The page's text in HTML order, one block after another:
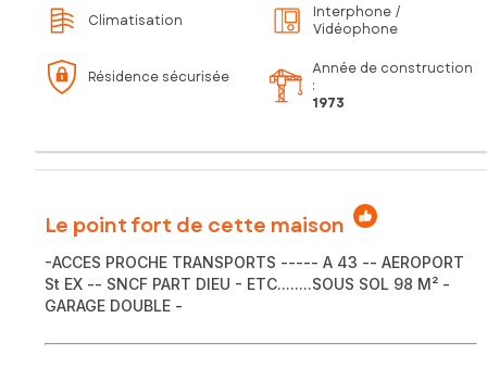
Climatisation
Interphone /
Vidéophone
Résidence sécurisée
Année de construction
:
1973
Le point fort de cette maison
-ACCES PROCHE TRANSPORTS ----- A 43 -- AEROPORT
St EX -- SNCF PART DIEU - ETC........SOUS SOL 98 M² -
GARAGE DOUBLE -